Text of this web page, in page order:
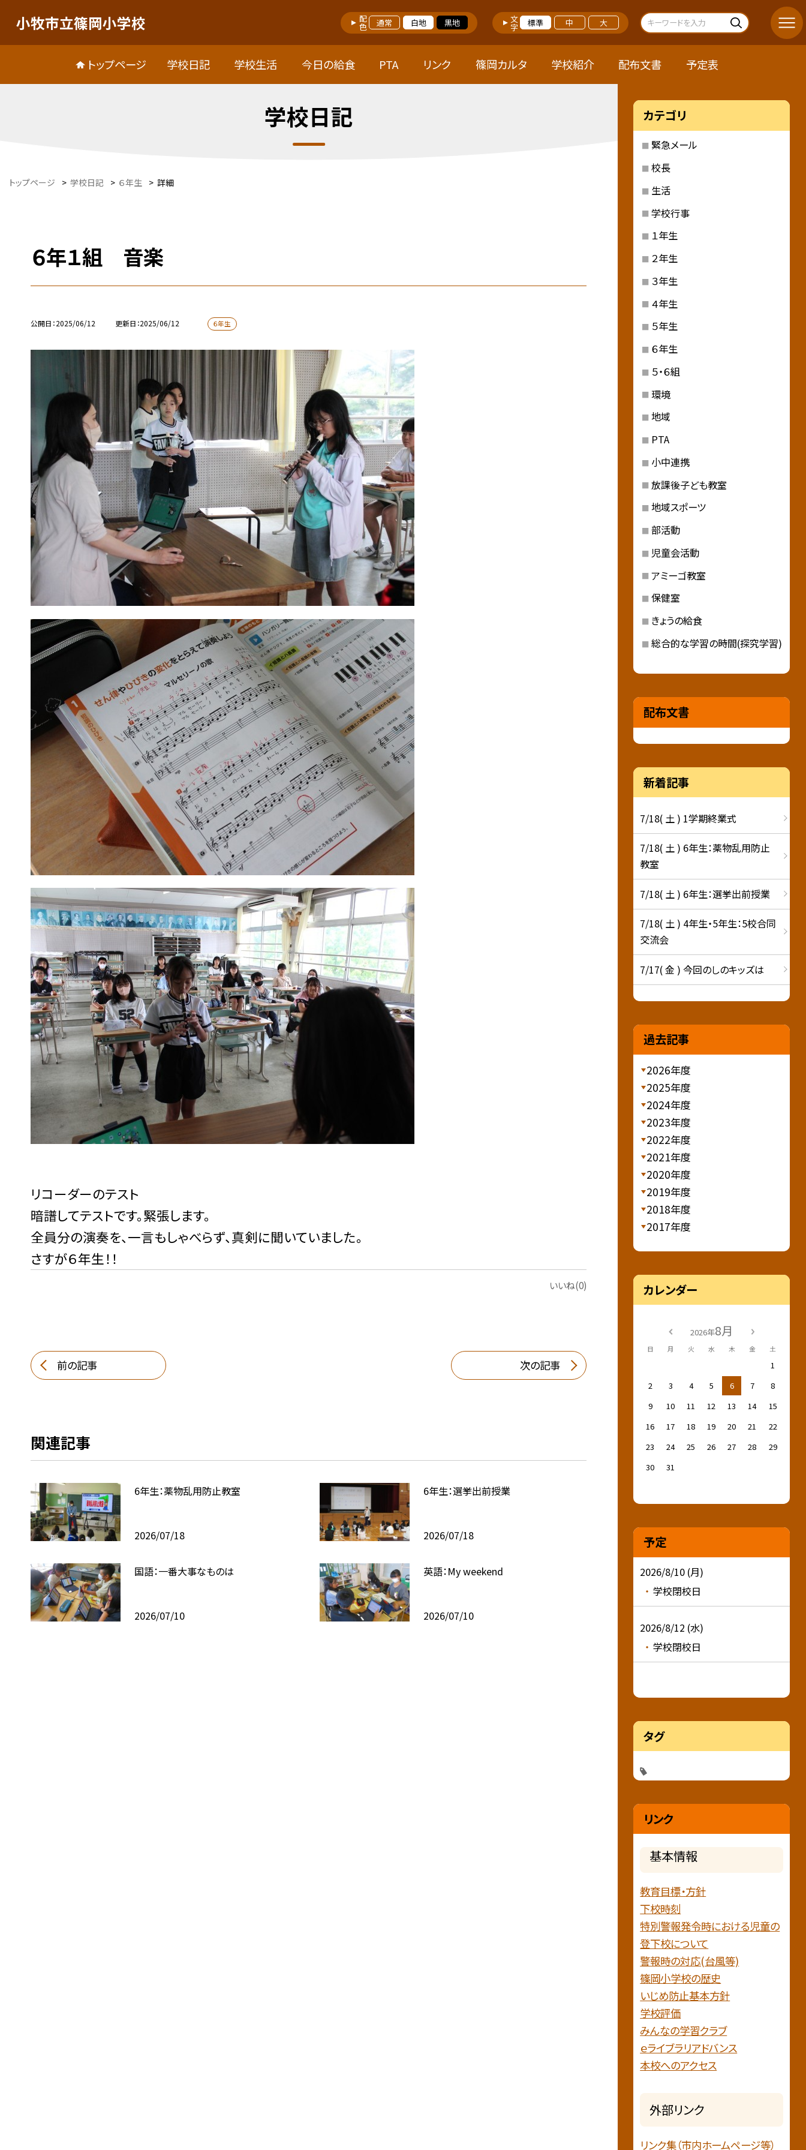
小牧市立篠岡小学校 配色 通常 白地 黒地 文字 標準 中 大
トップページ 学校日記 学校生活 今日の給食 PTA リンク 篠岡カルタ 学校紹介 配布文書 予定表
学校日記
トップページ > 学校日記 > ６年生 > 詳細
６年１組 音楽
公開日 2025/06/12 更新日 2025/06/12 ６年生
リコーダーのテスト
暗譜してテストです。緊張します。
全員分の演奏を、一言もしゃべらず、真剣に聞いていました。
さすが６年生！！
いいね(0)
前の記事 次の記事
関連記事
6年生：薬物乱用防止教室
2026/07/18
6年生：選挙出前授業
2026/07/18
国語：一番大事なものは
2026/07/10
英語：My weekend
2026/07/10
カテゴリ
緊急メール
校長
生活
学校行事
１年生
２年生
３年生
４年生
５年生
６年生
５・６組
環境
地域
PTA
小中連携
放課後子ども教室
地域スポーツ
部活動
児童会活動
アミーゴ教室
保健室
きょうの給食
総合的な学習の時間(探究学習)
配布文書
新着記事
7/18( 土 ) 1学期終業式
7/18( 土 ) 6年生：薬物乱用防止
教室
7/18( 土 ) 6年生：選挙出前授業
7/18( 土 ) 4年生・5年生：5校合同
交流会
7/17( 金 ) 今回のしのキッズは
過去記事
2026年度
2025年度
2024年度
2023年度
2022年度
2021年度
2020年度
2019年度
2018年度
2017年度
カレンダー
2026年8月
日 月 火 水 木 金 土
1
2
3 4 5 6 7
8
9
10 11 12 13 14
15
16
17 18 19 20 21
22
23
24 25 26 27 28
29
30
31
予定
2026/8/10 (月)
学校閉校日
2026/8/12 (水)
学校閉校日
タグ
リンク
基本情報
教育目標・方針
下校時刻
特別警報発令時における児童の
登下校について
警報時の対応(台風等)
篠岡小学校の歴史
いじめ防止基本方針
学校評価
みんなの学習クラブ
ｅライブラリアドバンス
本校へのアクセス
外部リンク
リンク集（市内ホームページ等）